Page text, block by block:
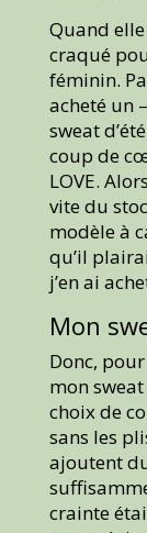
Quand
craqué
féminin.
acheté un
sweat
coup de
LOVE.
vite du
modèle à
qu’il
j’en ai
Mon
Donc,
mon
choix de
sans les
ajoutent
crainte